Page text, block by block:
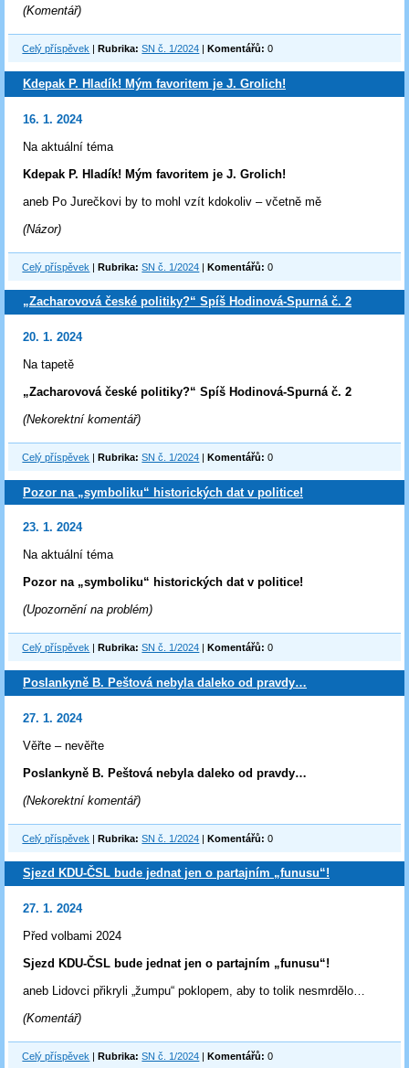
(Komentář)
Celý příspěvek Rubrika: SN č. 1/2024 Komentářů: 0
Kdepak P. Hladík! Mým favoritem je J. Grolich!
16. 1. 2024
Na aktuální téma
Kdepak P. Hladík! Mým favoritem je J. Grolich!
aneb Po Jurečkovi by to mohl vzít kdokoliv – včetně mě
(Názor)
Celý příspěvek |Rubrika: SN č. 1/2024 |Komentářů: 0
„Zacharovová české politiky?“ Spíš Hodinová-Spurná č. 2
20. 1. 2024
Na tapetě
„Zacharovová české politiky?“ Spíš Hodinová-Spurná č. 2
(Nekorektní komentář)
Celý příspěvek |Rubrika: SN č. 1/2024 |Komentářů: 0
Pozor na „symboliku“ historických dat v politice!
23. 1. 2024
Na aktuální téma
Pozor na „symboliku“ historických dat v politice!
(Upozornění na problém)
Celý příspěvek Rubrika: SN č. 1/2024 Komentářů: 0
Poslankyně B. Peštová nebyla daleko od pravdy…
27. 1. 2024
Věřte – nevěřte
Poslankyně B. Peštová nebyla daleko od pravdy…
(Nekorektní komentář)
Celý příspěvek |Rubrika: SN č. 1/2024 |Komentářů: 0
Sjezd KDU-ČSL bude jednat jen o partajním „funusu“!
27. 1. 2024
Před volbami 2024
Sjezd KDU-ČSL bude jednat jen o partajním „funusu“!
aneb Lidovci přikryli „žumpu“ poklopem, aby to tolik nesmrdělo…
(Komentář)
Celý příspěvek |Rubrika: SN č. 1/2024 |Komentářů: 0